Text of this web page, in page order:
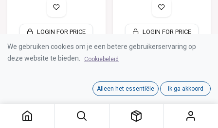
LOGIN FOR PRICE LOGIN FOR PRICE
We gebruiken cookies om je een betere gebruikerservaring op
deze website te bieden.
Cookiebeleid
Alleen het essentiële Ik ga akkoord